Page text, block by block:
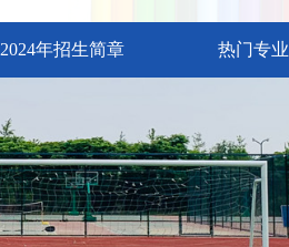
2024年招生简章 热门专业